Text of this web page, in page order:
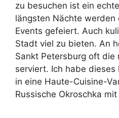
zu besuchen ist ein
längsten Nächte
Events gefeiert. Auch
Stadt viel zu bieten. An
Sankt Petersburg oft die
serviert. Ich habe
in eine Haute-Cuisine-
Russische Okroschka